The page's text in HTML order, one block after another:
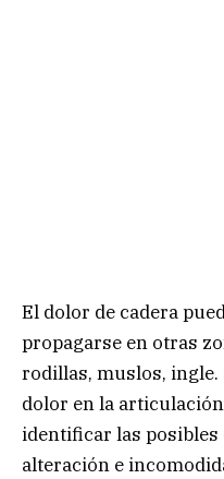
El dolor de cadera
propagarse en otras
rodillas, muslos,
dolor en la
identificar las posibles
alteración e